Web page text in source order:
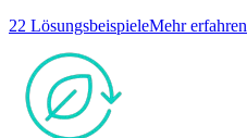
22 LösungsbeispieleMehr erfahren